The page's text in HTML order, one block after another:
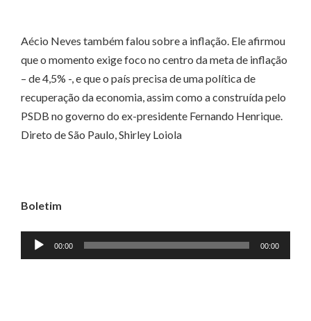
Aécio Neves também falou sobre a inflação. Ele afirmou
que o momento exige foco no centro da meta de inflação
– de 4,5% -, e que o país precisa de uma política de
recuperação da economia, assim como a construída pelo
PSDB no governo do ex-presidente Fernando Henrique.
Direto de São Paulo, Shirley Loiola
Boletim
Tocador
de
00:00 00:00